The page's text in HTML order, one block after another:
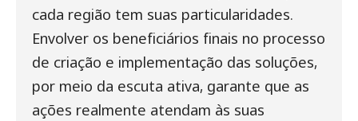
cada região tem suas particularidades.
Envolver os beneficiários finais no processo
de criação e implementação das soluções,
por meio da escuta ativa, garante que as
ações realmente atendam às suas